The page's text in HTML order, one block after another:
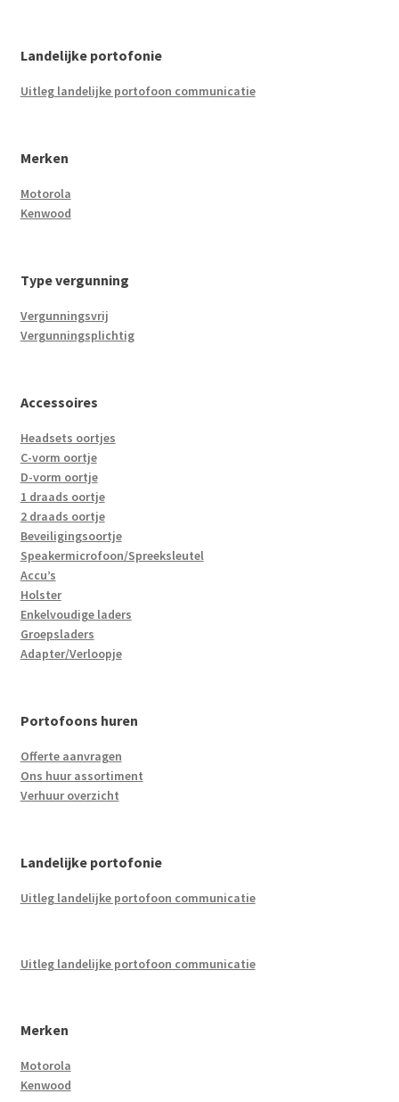
Landelijke portofonie
Uitleg landelijke portofoon communicatie
Merken
Motorola
Kenwood
Type vergunning
Vergunningsvrij
Vergunningsplichtig
Accessoires
Headsets oortjes
C-vorm oortje
D-vorm oortje
1 draads oortje
2 draads oortje
Beveiligingsoortje
Speakermicrofoon/Spreeksleutel
Accu’s
Holster
Enkelvoudige laders
Groepsladers
Adapter/Verloopje
Portofoons huren
Offerte aanvragen
Ons huur assortiment
Verhuur overzicht
Landelijke portofonie
Uitleg landelijke portofoon communicatie
Uitleg landelijke portofoon communicatie
Merken
Motorola
Kenwood